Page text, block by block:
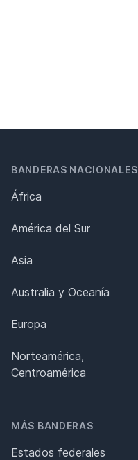
BANDERAS NACIONALES
África
América del Sur
Asia
Australia y Oceanía
Europa
Norteamérica,
Centroamérica
MÁS BANDERAS
Estados federales